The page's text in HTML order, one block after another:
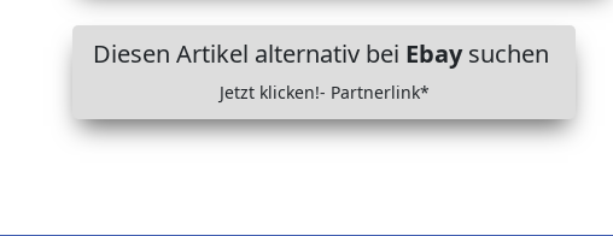
Diesen Artikel alternativ bei Ebaysuchen
Jetzt klicken!- Partnerlink*